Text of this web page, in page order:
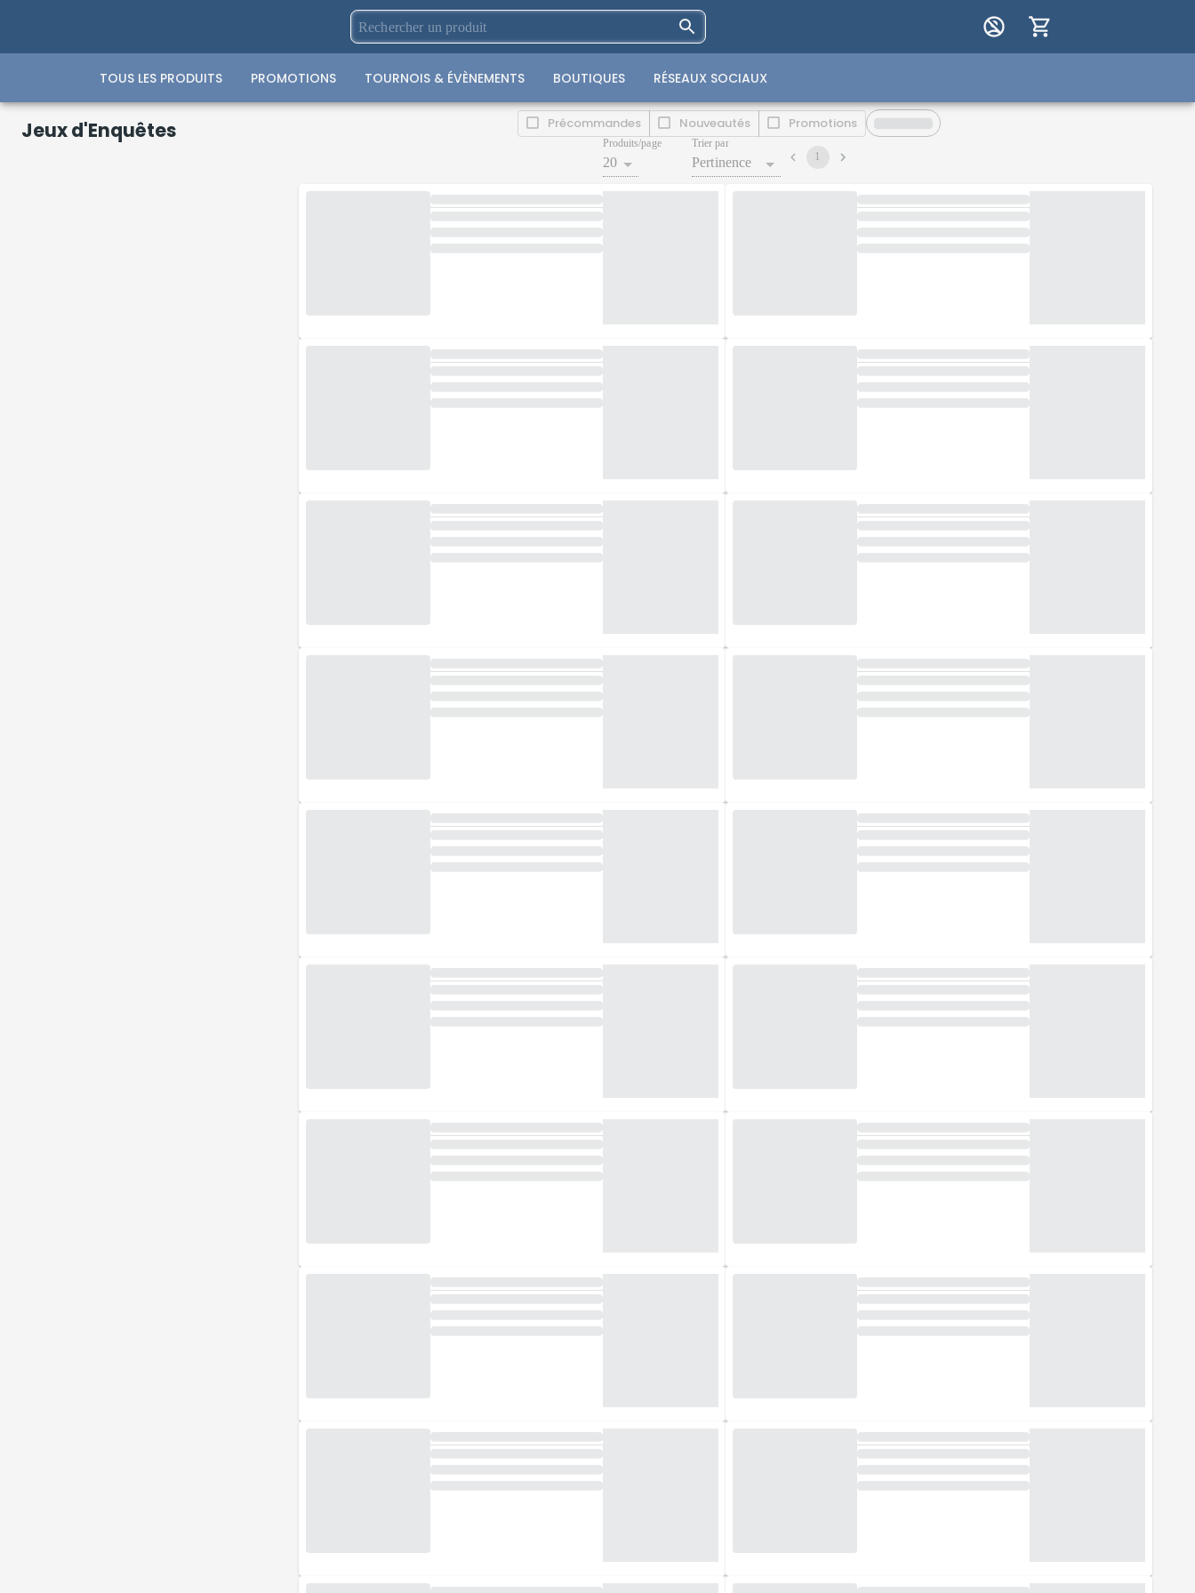
TOUS LES PRODUITS PROMOTIONS TOURNOIS & ÉVÈNEMENTS BOUTIQUES RÉSEAUX SOCIAUX
Jeux d'Enquêtes Précommandes Nouveautés Promotions
Produits/page
20
Trier par
Pertinence 1